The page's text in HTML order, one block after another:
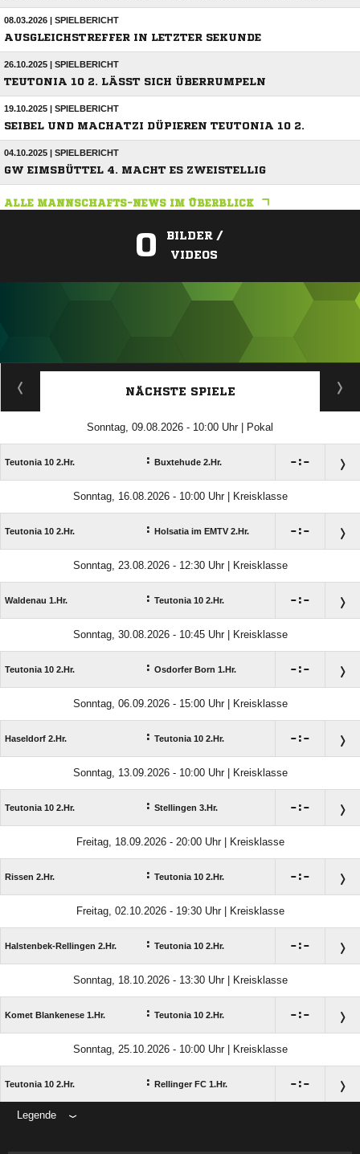
08.03.2026 | SPIELBERICHT
AUSGLEICHSTREFFER IN LETZTER SEKUNDE
26.10.2025 | SPIELBERICHT
TEUTONIA 10 2. LÄSST SICH ÜBERRUMPELN
19.10.2025 | SPIELBERICHT
SEIBEL UND MACHATZI DÜPIEREN TEUTONIA 10 2.
04.10.2025 | SPIELBERICHT
GW EIMSBÜTTEL 4. MACHT ES ZWEISTELLIG
ALLE MANNSCHAFTS-NEWS IM ÜBERBLICK
0
BILDER /
VIDEOS
ANZEIGE
NÄCHSTE SPIELE
Sonntag, 09.08.2026 - 10:00 Uhr | Pokal
Teutonia 10 2.Hr. : Buxtehude 2.Hr. :
Sonntag, 16.08.2026 - 10:00 Uhr | Kreisklasse
Teutonia 10 2.Hr. : Holsatia im EMTV 2.Hr. :
Sonntag, 23.08.2026 - 12:30 Uhr | Kreisklasse
Waldenau 1.Hr. : Teutonia 10 2.Hr. :
Sonntag, 30.08.2026 - 10:45 Uhr | Kreisklasse
Teutonia 10 2.Hr. : Osdorfer Born 1.Hr. :
Sonntag, 06.09.2026 - 15:00 Uhr | Kreisklasse
Haseldorf 2.Hr. : Teutonia 10 2.Hr. :
Sonntag, 13.09.2026 - 10:00 Uhr | Kreisklasse
Teutonia 10 2.Hr. : Stellingen 3.Hr. :
Freitag, 18.09.2026 - 20:00 Uhr | Kreisklasse
Rissen 2.Hr. : Teutonia 10 2.Hr. :
Freitag, 02.10.2026 - 19:30 Uhr | Kreisklasse
Halstenbek-Rellingen 2.Hr. : Teutonia 10 2.Hr. :
Sonntag, 18.10.2026 - 13:30 Uhr | Kreisklasse
Komet Blankenese 1.Hr. : Teutonia 10 2.Hr. :
Sonntag, 25.10.2026 - 10:00 Uhr | Kreisklasse
Teutonia 10 2.Hr. : Rellinger FC 1.Hr. :
Legende